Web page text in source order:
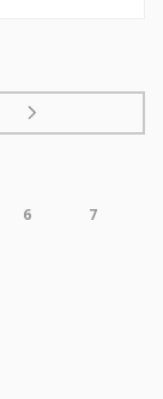
6 7